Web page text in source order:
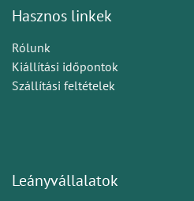
Hasznos linkek
Rólunk
Kiállítási időpontok
Szállítási feltételek
Leányvállalatok